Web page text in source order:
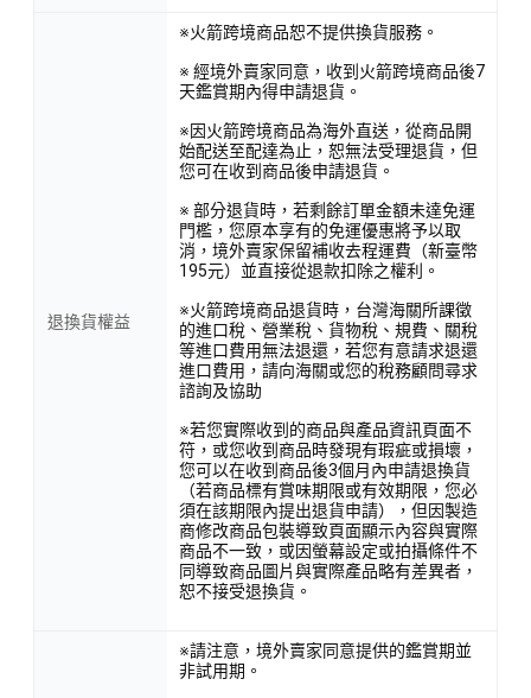
退換貨權益
※火箭跨境商品恕不提供換貨服務。
※ 經境外賣家同意，收到火箭跨境商品後7
天鑑賞期內得申請退貨。
※因火箭跨境商品為海外直送，從商品開
始配送至配達為止，恕無法受理退貨，但
您可在收到商品後申請退貨。
※ 部分退貨時，若剩餘訂單金額未達免運
門檻，您原本享有的免運優惠將予以取
消，境外賣家保留補收去程運費（新臺幣
195元）並直接從退款扣除之權利。
※火箭跨境商品退貨時，台灣海關所課徵
的進口稅、營業稅、貨物稅、規費、關稅
等進口費用無法退還，若您有意請求退還
進口費用，請向海關或您的稅務顧問尋求
諮詢及協助
※若您實際收到的商品與產品資訊頁面不
符，或您收到商品時發現有瑕疵或損壞，
您可以在收到商品後3個月內申請退換貨
（若商品標有賞味期限或有效期限，您必
須在該期限內提出退貨申請），但因製造
商修改商品包裝導致頁面顯示內容與實際
商品不一致，或因螢幕設定或拍攝條件不
同導致商品圖片與實際產品略有差異者，
恕不接受退換貨。
※請注意，境外賣家同意提供的鑑賞期並
非試用期。